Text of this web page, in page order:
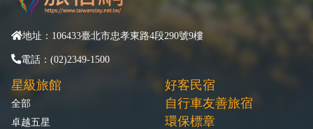
地址：106433臺北市忠孝東路4段290號9樓
電話：(02)2349-1500
星級旅館
全部
卓越五星
好客民宿
自行車友善旅宿
環保標章